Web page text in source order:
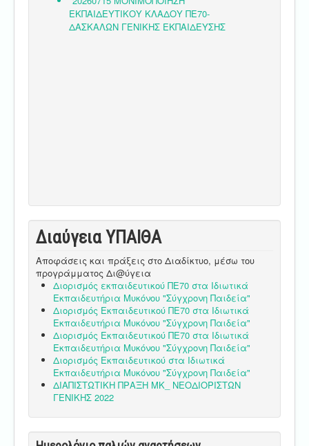
Διαύγεια ΥΠΑΙΘA
Αποφάσεις και πράξεις στο Διαδίκτυο, μέσω του
προγράμματος Δι@ύγεια
Διορισμός εκπαιδευτικού ΠΕ70 στα Ιδιωτικά
Εκπαιδευτήρια Μυκόνου "Σύγχρονη Παιδεία"
Διορισμός Εκπαιδευτικού ΠΕ70 στα Ιδιωτικά
Εκπαιδευτήρια Μυκόνου "Σύγχρονη Παιδεία"
Διορισμός Εκπαιδευτικού ΠΕ70 στα Ιδιωτικά
Εκπαιδευτήρια Μυκόνου "Σύγχρονη Παιδεία"
Διορισμός Εκπαιδευτικού στα Ιδιωτικά
Εκπαιδευτήρια Μυκόνου "Σύγχρονη Παιδεία"
ΔΙΑΠΙΣΤΩΤΙΚΗ ΠΡΑΞΗ ΜΚ_ ΝΕΟΔΙΟΡΙΣΤΩΝ
ΓΕΝΙΚΗΣ 2022